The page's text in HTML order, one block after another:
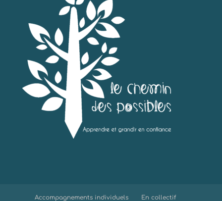
Accompagnements individuels En collectif